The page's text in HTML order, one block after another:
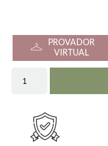
PROVADOR
VIRTUAL